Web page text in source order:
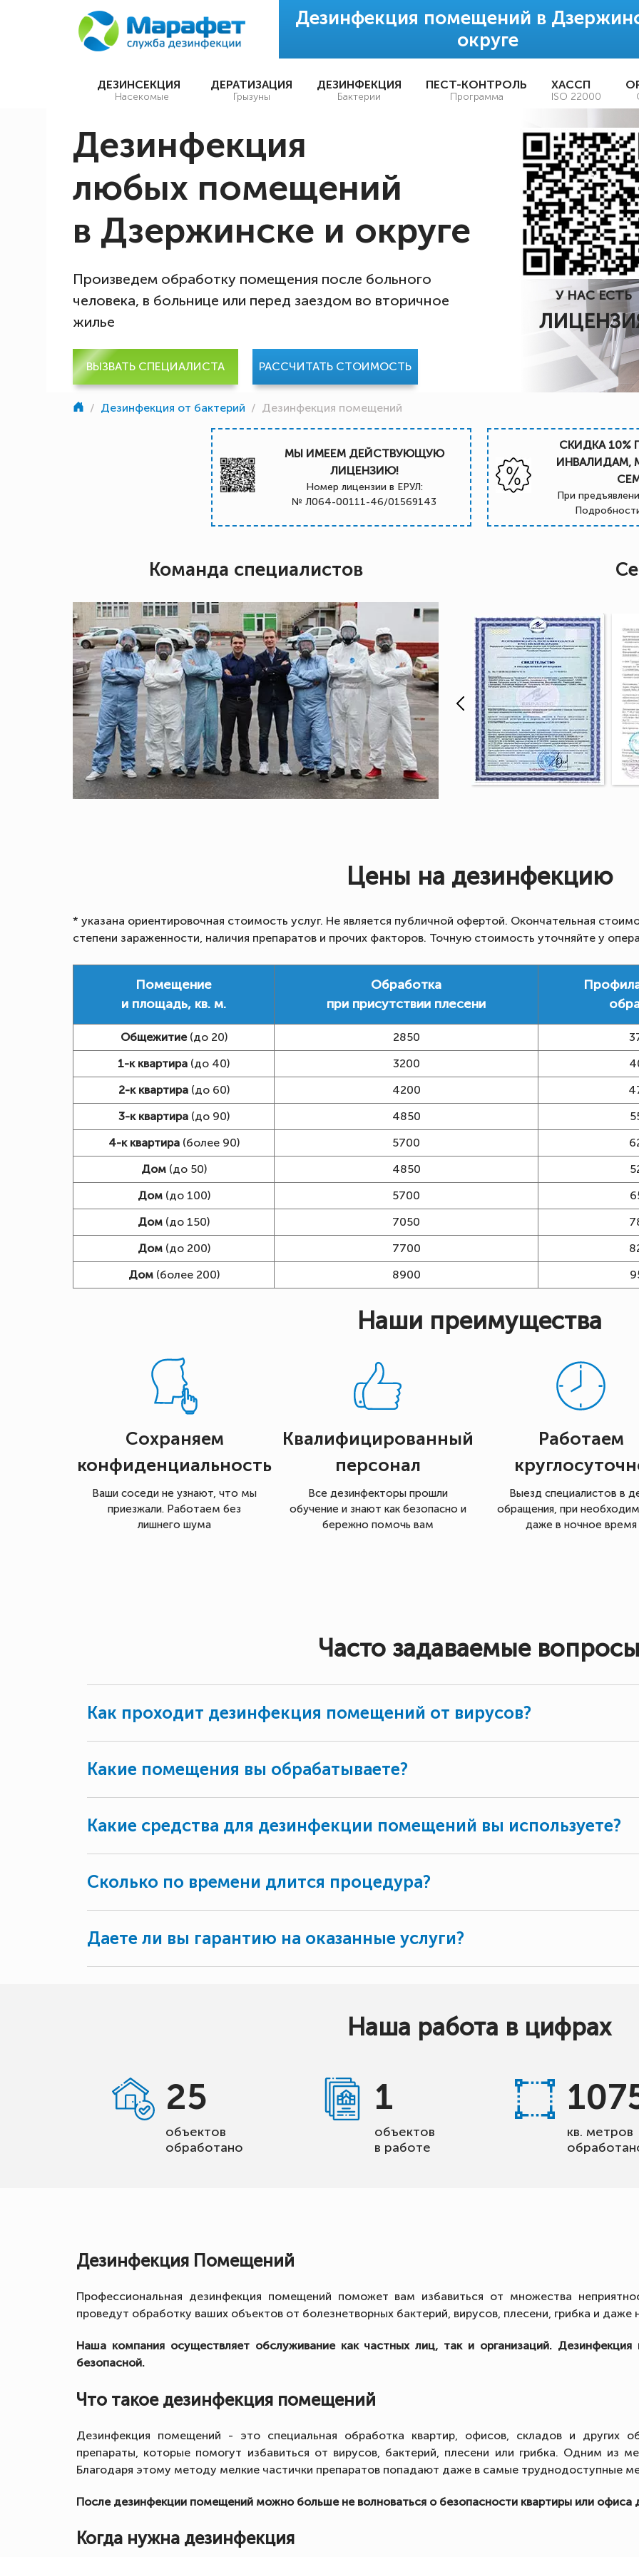
Дезинфекция помещений в
округе
ДЕЗИНСЕКЦИЯ
Насекомые
ДЕРАТИЗАЦИЯ
Грызуны
ДЕЗИНФЕКЦИЯ
Бактерии
ПЕСТ-КОНТРОЛЬ
Программа
ХАССП
ISO 22000
Дезинфекция
любых помещений
в Дзержинске и округе
Произведем обработку помещения после больного
человека, в больнице или перед заездом во вторичное
жилье
ВЫЗВАТЬ СПЕЦИАЛИСТА РАССЧИТАТЬ СТОИМОСТЬ
У НАС ЕСТЬ
/ Дезинфекция от бактерий / Дезинфекция помещений
МЫ ИМЕЕМ ДЕЙСТВУЮЩУЮ
ЛИЦЕНЗИЮ!
Номер лицензии в ЕРУЛ:
№ Л064-00111-46/01569143
СКИДКА 10%
ИНВАЛИДАМ,
При
Команда специалистов
Цены на дезинфекцию
* указана ориентировочная стоимость услуг. Не является публичной офертой. Окончательная
степени зараженности, наличия препаратов и прочих факторов. Точную стоимость уточняйте у
Помещение
и площадь, кв. м.
Обработка
при присутствии плесени
Общежитие(до 20) 2850
1-к квартира (до 40) 3200
2-к квартира(до 60) 4200
3-к квартира(до 90) 4850
4-к квартира(более 90) 5700
Дом(до 50) 4850
Дом(до 100) 5700
Дом (до 150) 7050
Дом(до 200) 7700
Дом(более 200) 8900
Наши преимущества
Сохраняем
конфиденциальность
Ваши соседи не узнают, что мы
приезжали. Работаем без
лишнего шума
Квалифицированный
персонал
Все дезинфекторы прошли
обучение и знают как безопасно и
бережно помочь вам
Работаем
Выезд специалистов в
обращения, при
даже в ночное время
Часто задаваемые
Как проходит дезинфекция помещений от вирусов?
Какие помещения вы обрабатываете?
Какие средства для дезинфекции помещений вы используете?
Сколько по времени длится процедура?
Даете ли вы гарантию на оказанные услуги?
Наша работа в цифрах
25
объектов
обработано
1
объектов
в работе
кв. метров
Дезинфекция Помещений
Профессиональная дезинфекция помещений поможет вам избавиться от множества
проведут обработку ваших объектов от болезнетворных бактерий, вирусов, плесени, грибка и даже
Наша компания осуществляет обслуживание как частных лиц, так и организаций.
безопасной.
Что такое дезинфекция помещений
Дезинфекция помещений - это специальная обработка квартир, офисов, складов и других
препараты, которые помогут избавиться от вирусов, бактерий, плесени или грибка. Одним из
Благодаря этому методу мелкие частички препаратов попадают даже в самые труднодоступные
После дезинфекции помещений можно больше не волноваться о безопасности квартиры или офиса
Когда нужна дезинфекция